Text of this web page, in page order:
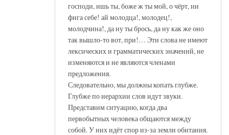
господи, ишь ты, боже ж ты мой, о чёрт, ни
фига себе! ай молодца!, молодец!,
молодчина!, да ну ты брось, да ну как же оно
так вышло-то вот, при!… Эти слова не имеют
лексических и грамматических значений, не
изменяются и не являются членами
предложения.
Следовательно, мы должны копать глубже.
Глубже по иерархии слов идут звуки.
Представим ситуацию, когда два
первобытных человека общаются между
собой. У них идёт спор из-за земли обитания.